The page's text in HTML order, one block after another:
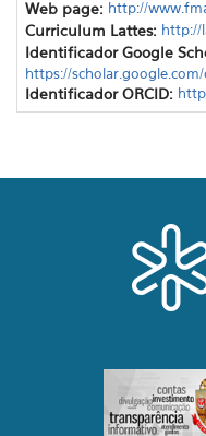
Web page: http://
Curriculum Lattes: http://
Identificador Google
https://scholar.google.com/
Identificador ORCID: